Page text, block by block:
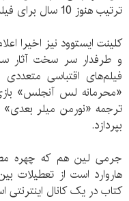
ترتیب هنوز 10 سال برای فیلم ساختن وقت داشته باشد.
کلینت ایستوود نیز اخیرا
و طرفدار سر سخت آثار
فیلم‌های اقتباسی متعددی
«محرمانه لس آنجلس»
ترجمه «نورمن میلر
بپردازد.
جرمی لین هم كه چهره
هاروارد است از تعطیلات
کتاب در یک کانال اینترنتی